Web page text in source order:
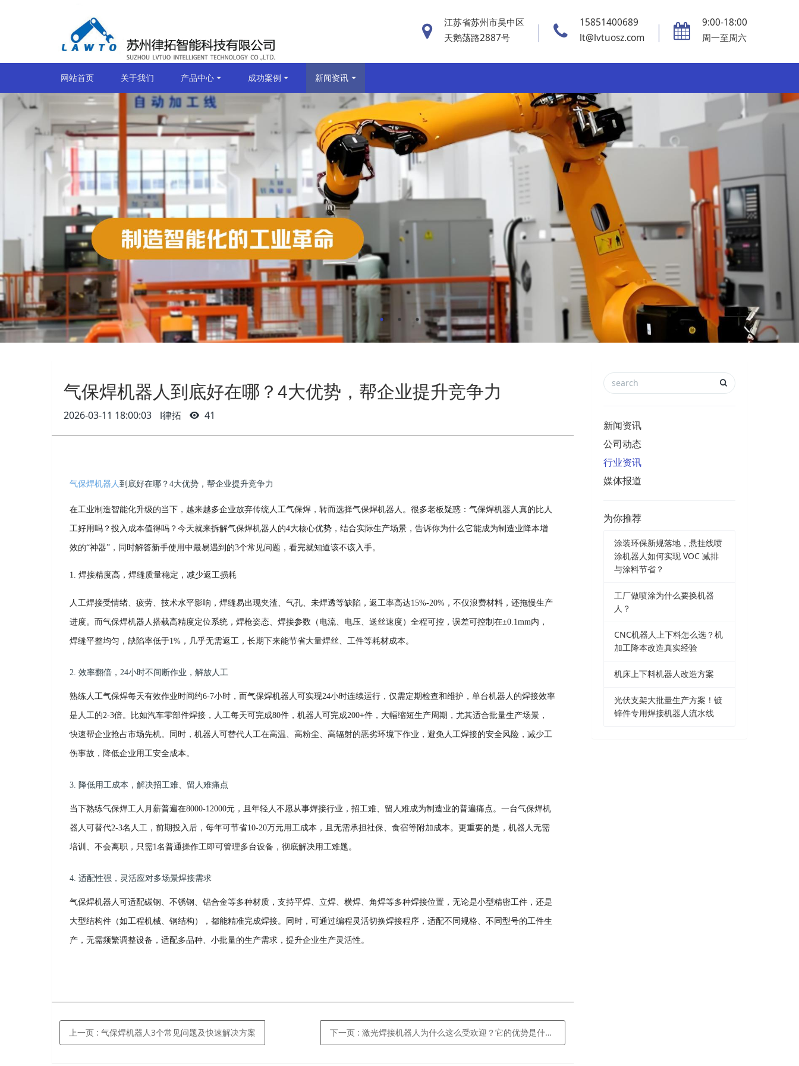
江苏省苏州市吴中区
天鹅荡路2887号
15851400689
lt@lvtuosz.com
9:00-18:00
周一至周六
网站首页 关于我们 产品中心 成功案例 新闻资讯
气保焊机器人​到底好在哪？4大优势，帮企业提升竞争力
2026-03-11 18:00:03 l律拓 41
气保焊机器人 到底好在哪？ 4大优势，帮企业提升竞争力
在工业制造智能化升级的当下，越来越多企业放弃传统人工气保焊，转而选择气保焊机器人。很多老板疑惑：气保焊机器人真的比人
工好用吗？投入成本值得吗？今天就来拆解气保焊机器人的4大核心优势，结合实际生产场景，告诉你为什么它能成为制造业降本增
效的“神器”，同时解答新手使用中最易遇到的3个常见问题，看完就知道该不该入手。
1. 焊接精度高，焊缝质量稳定，减少返工损耗
人工焊接受情绪、疲劳、技术水平影响，焊缝易出现夹渣、气孔、未焊透等缺陷，返工率高达15%-20%，不仅浪费材料，还拖慢生产
进度。而气保焊机器人搭载高精度定位系统，焊枪姿态、焊接参数（电流、电压、送丝速度）全程可控，误差可控制在±0.1mm内，
焊缝平整均匀，缺陷率低于1%，几乎无需返工，长期下来能节省大量焊丝、工件等耗材成本。
2. 效率翻倍，24小时不间断作业，解放人工
熟练人工气保焊每天有效作业时间约6-7小时，而气保焊机器人可实现24小时连续运行，仅需定期检查和维护，单台机器人的焊接效率
是人工的2-3倍。比如汽车零部件焊接，人工每天可完成80件，机器人可完成200+件，大幅缩短生产周期，尤其适合批量生产场景，
快速帮企业抢占市场先机。同时，机器人可替代人工在高温、高粉尘、高辐射的恶劣环境下作业，避免人工焊接的安全风险，减少工
伤事故，降低企业用工安全成本。
3. 降低用工成本，解决招工难、留人难痛点
当下熟练气保焊工人月薪普遍在8000-12000元，且年轻人不愿从事焊接行业，招工难、留人难成为制造业的普遍痛点。一台气保焊机
器人可替代2-3名人工，前期投入后，每年可节省10-20万元用工成本，且无需承担社保、食宿等附加成本。更重要的是，机器人无需
培训、不会离职，只需1名普通操作工即可管理多台设备，彻底解决用工难题。
4. 适配性强，灵活应对多场景焊接需求
气保焊机器人可适配碳钢、不锈钢、铝合金等多种材质，支持平焊、立焊、横焊、角焊等多种焊接位置，无论是小型精密工件，还是
大型结构件（如工程机械、钢结构），都能精准完成焊接。同时，可通过编程灵活切换焊接程序，适配不同规格、不同型号的工件生
产，无需频繁调整设备，适配多品种、小批量的生产需求，提升企业生产灵活性。
上一页 : 气保焊机器人3个常见问题及快速解决方案 下一页 : 激光焊接机器人为什么这么受欢迎？它的优势是什么？
新闻资讯
公司动态
行业资讯
媒体报道
为你推荐
涂装环保新规落地，悬挂线喷
涂机器人如何实现 VOC 减排
与涂料节省？
工厂做喷涂为什么要换机器
人？
CNC机器人上下料怎么选？机
加工降本改造真实经验
机床上下料机器人改造方案
光伏支架大批量生产方案！镀
锌件专用焊接机器人流水线